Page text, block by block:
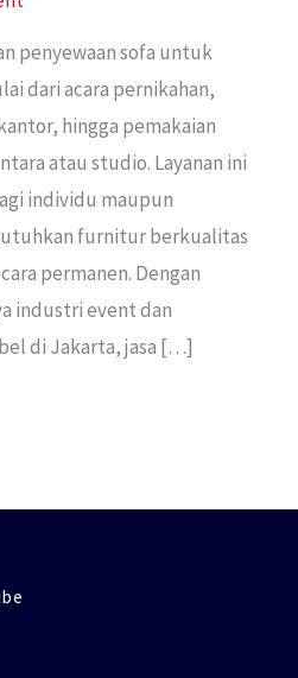
penyewaan sofa untuk
dari acara pernikahan,
hingga pemakaian
atau studio. Layanan ini
individu maupun
furnitur berkualitas
permanen. Dengan
industri event dan
di Jakarta, jasa […]